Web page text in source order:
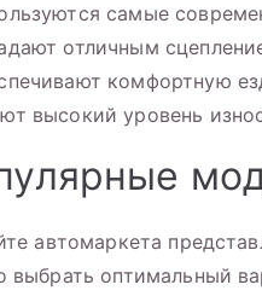
самые
отличным
комфортную
высокий уровень
автомаркета
выбрать оптимальный